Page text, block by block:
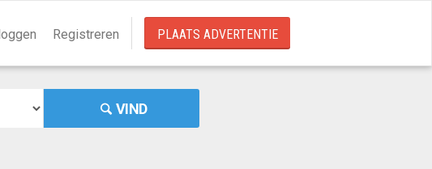
Registreren PLAATS ADVERTENTIE
VIND